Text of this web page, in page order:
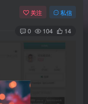
关注 私信
0 104 14